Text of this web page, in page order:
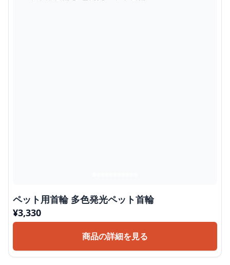
ペット用首輪 多色発光ペット首輪
¥3,330
商品の詳細を見る